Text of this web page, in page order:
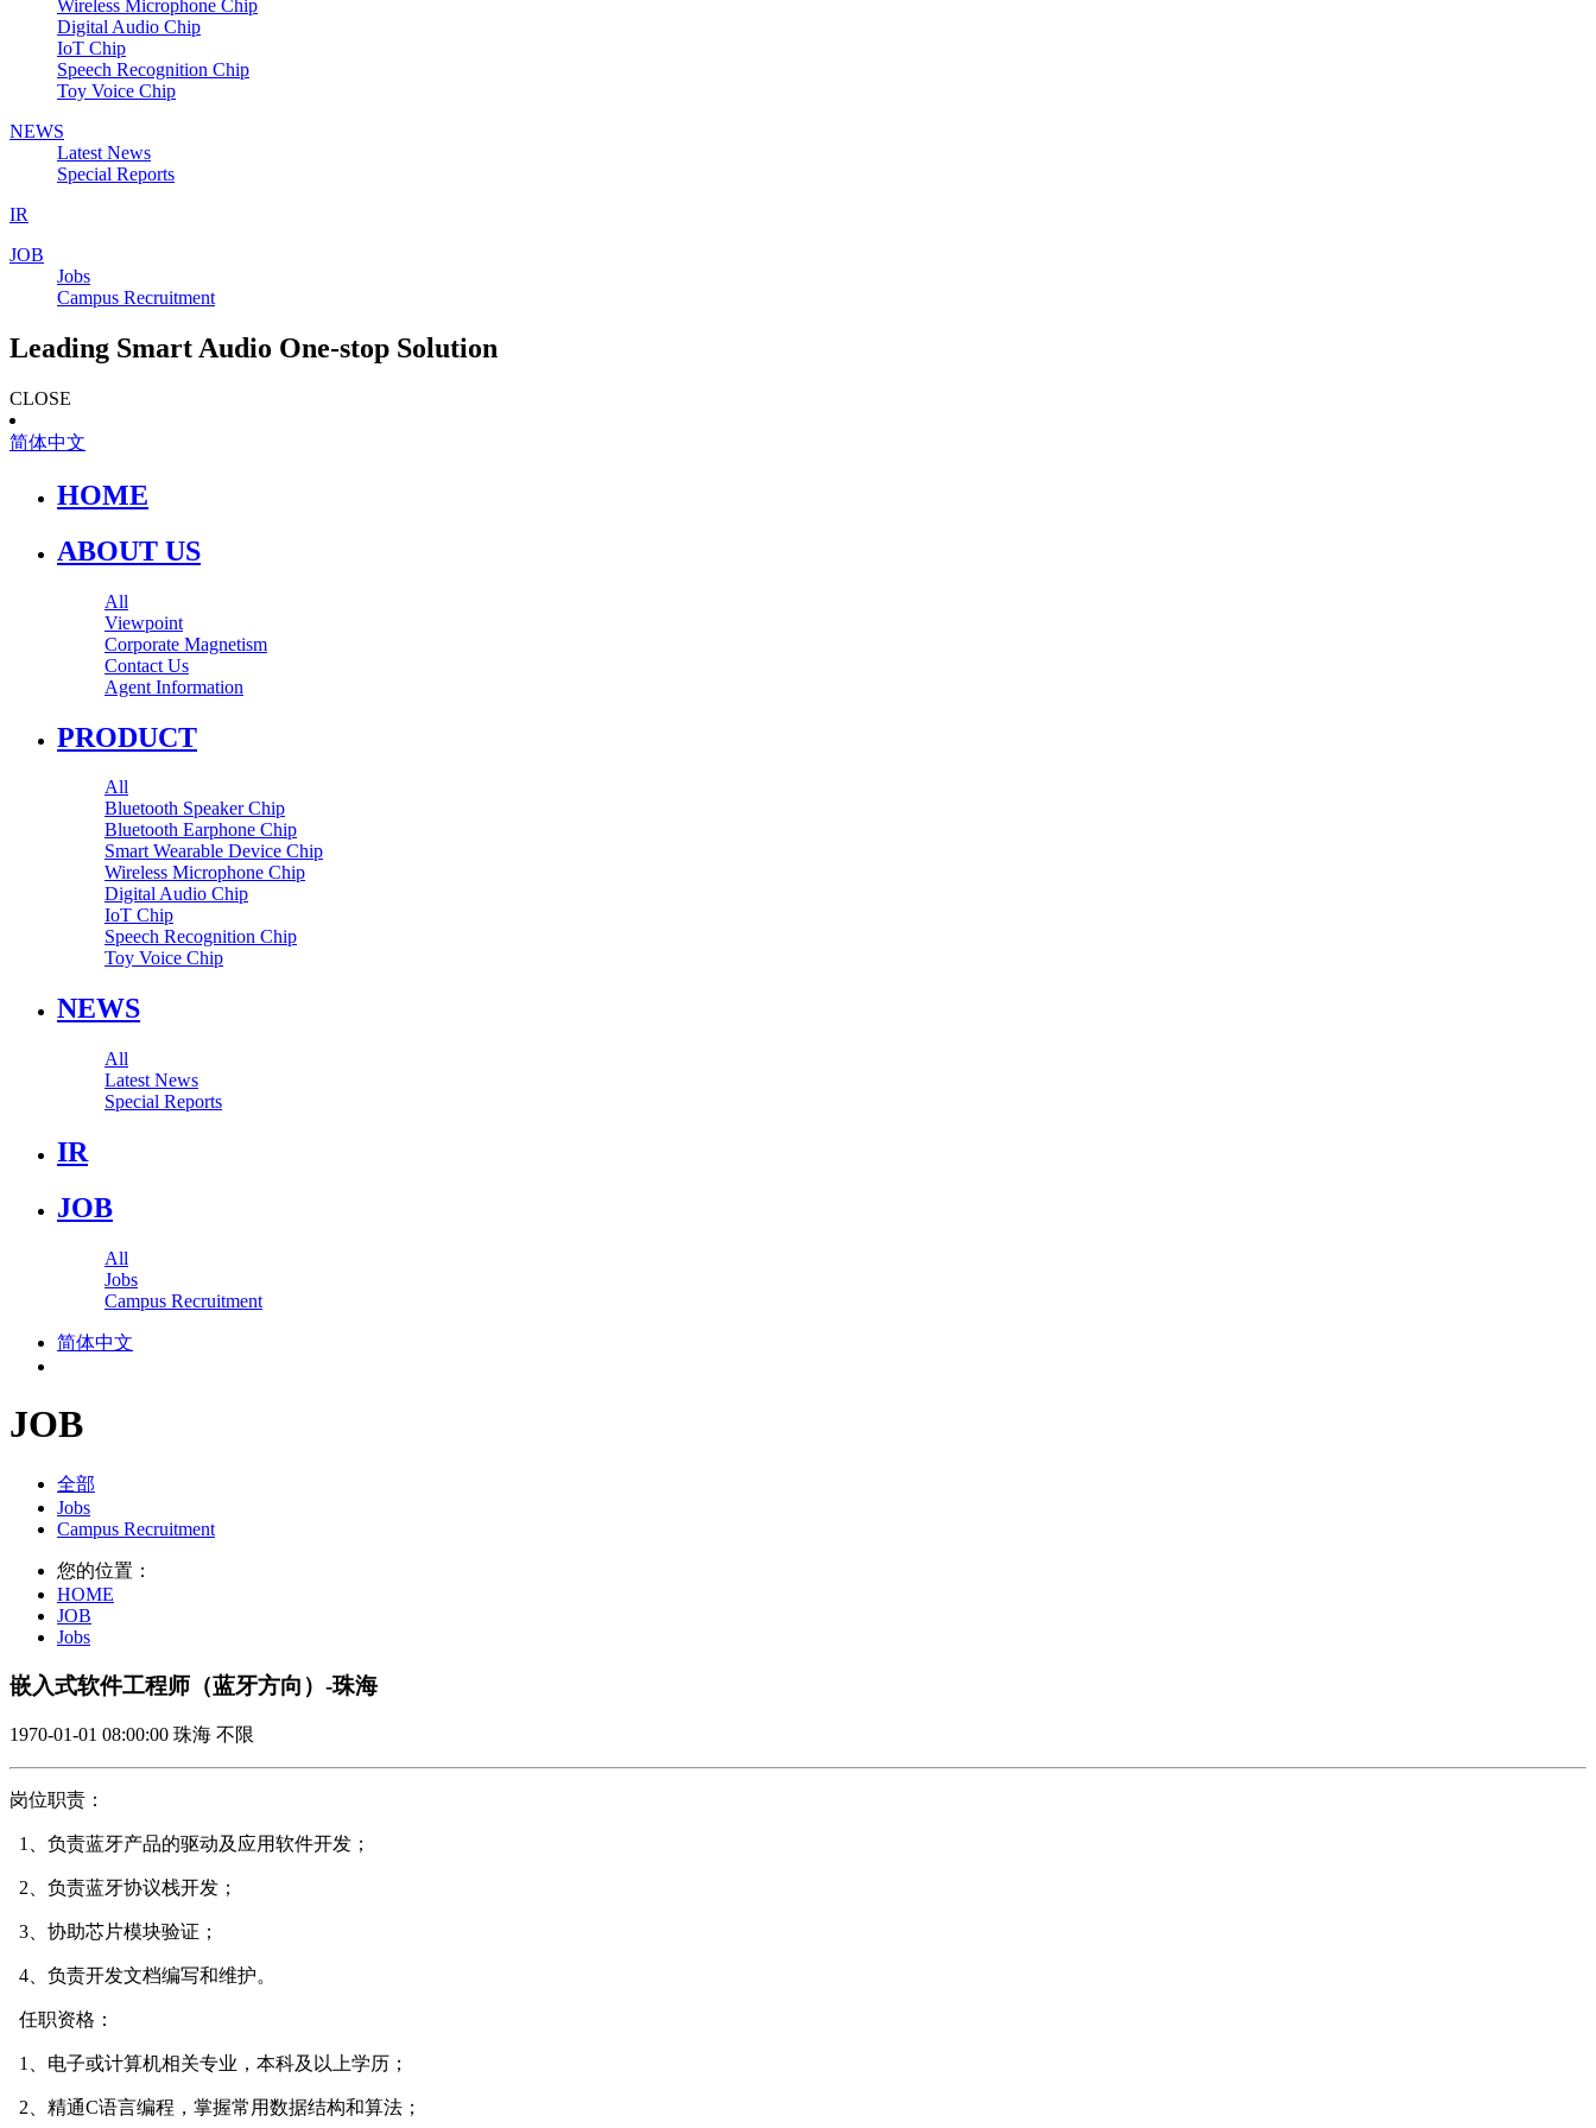
Wireless Microphone Chip
Digital Audio Chip
IoT Chip
Speech Recognition Chip
Toy Voice Chip
NEWS
Latest News
Special Reports
IR
JOB
Jobs
Campus Recruitment
Leading Smart Audio One-stop Solution
CLOSE
简体中文
HOME
ABOUT US
All
Viewpoint
Corporate Magnetism
Contact Us
Agent Information
PRODUCT
All
Bluetooth Speaker Chip
Bluetooth Earphone Chip
Smart Wearable Device Chip
Wireless Microphone Chip
Digital Audio Chip
IoT Chip
Speech Recognition Chip
Toy Voice Chip
NEWS
All
Latest News
Special Reports
IR
JOB
All
Jobs
Campus Recruitment
简体中文
JOB
全部
Jobs
Campus Recruitment
您的位置：
HOME
JOB
Jobs
嵌入式软件工程师（蓝牙方向）-珠海
1970-01-01 08:00:00 珠海 不限
岗位职责：
1、负责蓝牙产品的驱动及应用软件开发；
2、负责蓝牙协议栈开发；
3、协助芯片模块验证；
4、负责开发文档编写和维护。
任职资格：
1、电子或计算机相关专业，本科及以上学历；
2、精通C语言编程，掌握常用数据结构和算法；